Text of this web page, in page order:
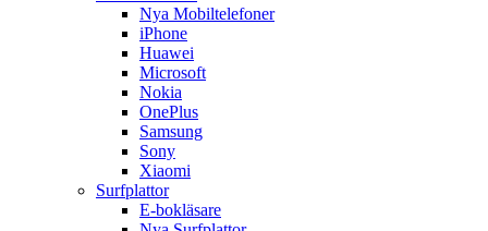
Nya Mobiltelefoner
iPhone
Huawei
Microsoft
Nokia
OnePlus
Samsung
Sony
Xiaomi
Surfplattor
E-bokläsare